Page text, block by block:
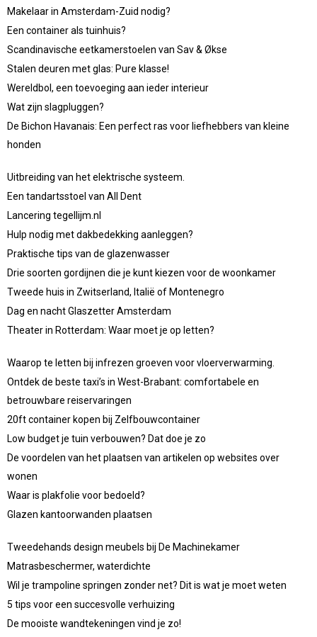
Makelaar in Amsterdam-Zuid nodig?
Een container als tuinhuis?
Scandinavische eetkamerstoelen van Sav & Økse
Stalen deuren met glas: Pure klasse!
Wereldbol, een toevoeging aan ieder interieur
Wat zijn slagpluggen?
De Bichon Havanais: Een perfect ras voor liefhebbers van kleine
honden
Uitbreiding van het elektrische systeem.
Een tandartsstoel van All Dent
Lancering tegellijm.nl
Hulp nodig met dakbedekking aanleggen?
Praktische tips van de glazenwasser
Drie soorten gordijnen die je kunt kiezen voor de woonkamer
Tweede huis in Zwitserland, Italië of Montenegro
Dag en nacht Glaszetter Amsterdam
Theater in Rotterdam: Waar moet je op letten?
Waarop te letten bij infrezen groeven voor vloerverwarming.
Ontdek de beste taxi’s in West-Brabant: comfortabele en
betrouwbare reiservaringen
20ft container kopen bij Zelfbouwcontainer
Low budget je tuin verbouwen? Dat doe je zo
De voordelen van het plaatsen van artikelen op websites over
wonen
Waar is plakfolie voor bedoeld?
Glazen kantoorwanden plaatsen
Tweedehands design meubels bij De Machinekamer
Matrasbeschermer, waterdichte
Wil je trampoline springen zonder net? Dit is wat je moet weten
5 tips voor een succesvolle verhuizing
De mooiste wandtekeningen vind je zo!